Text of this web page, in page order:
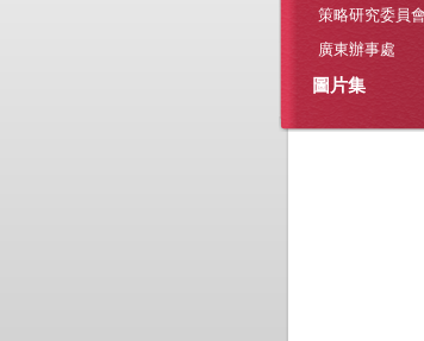
策略研究委員
廣東辦事處
圖片集